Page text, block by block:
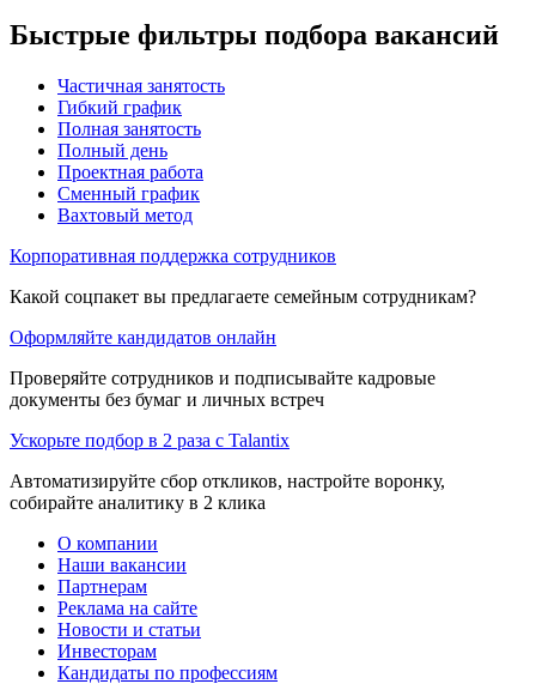
Быстрые фильтры подбора вакансий
Частичная занятость
Гибкий график
Полная занятость
Полный день
Проектная работа
Сменный график
Вахтовый метод
Корпоративная поддержка сотрудников
Какой соцпакет вы предлагаете семейным сотрудникам?
Оформляйте кандидатов онлайн
Проверяйте сотрудников и подписывайте кадровые
документы без бумаг и личных встреч
Ускорьте подбор в 2 раза с Talantix
Автоматизируйте сбор откликов, настройте воронку,
собирайте аналитику в 2 клика
О компании
Наши вакансии
Партнерам
Реклама на сайте
Новости и статьи
Инвесторам
Кандидаты по профессиям